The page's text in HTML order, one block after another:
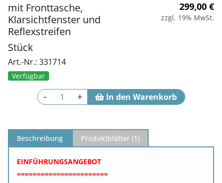
mit Fronttasche,
Klarsichtfenster und
Reflexstreifen
Stück
Art.-Nr.: 331714
Verfügbar
299,00 €
zzgl. 19% MwSt.
- +
Beschreibung Produktblätter (1 )
EINFÜHRUNGSANGEBOT
=======================